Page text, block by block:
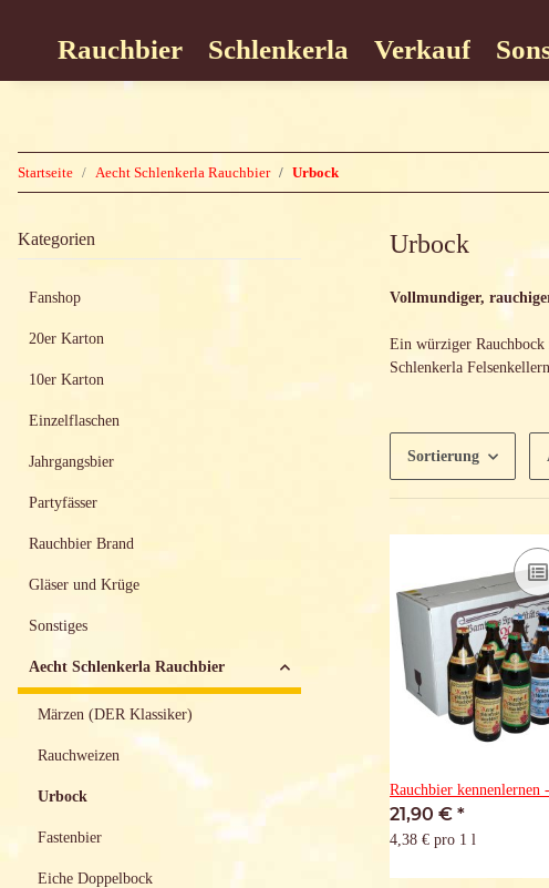
Rauchbier Schlenkerla Verkauf
Startseite Aecht Schlenkerla Rauchbier Urbock
Urbock
Vollmundiger,
Ein würziger
Schlenkerla
Sortierung
Rauchbier kennenlernen
21,90 € *
4,38 € pro 1 l
Kategorien
Fanshop
20er Karton
10er Karton
Einzelflaschen
Jahrgangsbier
Partyfässer
Rauchbier Brand
Gläser und Krüge
Sonstiges
Aecht Schlenkerla Rauchbier
Märzen (DER Klassiker)
Rauchweizen
Urbock
Fastenbier
Eiche Doppelbock